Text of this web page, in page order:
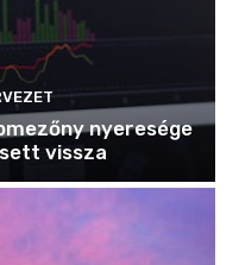
nyeresége
vissza